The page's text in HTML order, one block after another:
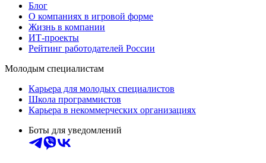
Блог
О компаниях в игровой форме
Жизнь в компании
ИТ-проекты
Рейтинг работодателей России
Молодым специалистам
Карьера для молодых специалистов
Школа программистов
Карьера в некоммерческих организациях
Боты для уведомлений